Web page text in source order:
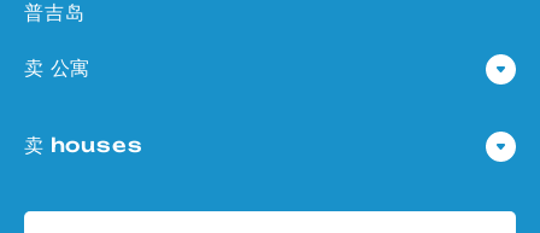
普吉岛
卖 公寓
公寓 在
卖 houses